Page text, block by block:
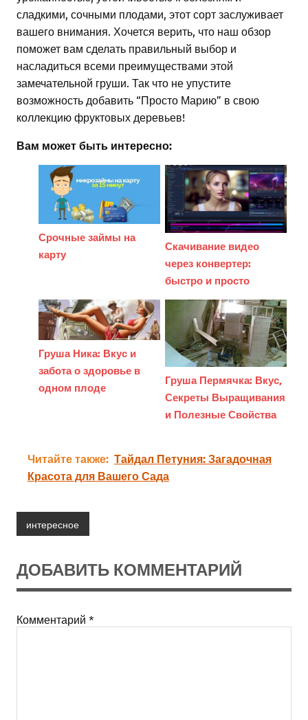
сладкими, сочными плодами, этот сорт заслуживает
вашего внимания. Хочется верить, что наш обзор
поможет вам сделать правильный выбор и
насладиться всеми преимуществами этой
замечательной груши. Так что не упустите
возможность добавить “Просто Марию” в свою
коллекцию фруктовых деревьев!
Вам может быть интересно:
Срочные займы на
карту
Скачивание видео
через конвертер:
быстро и просто
Груша Ника: Вкус и
забота о здоровье в
одном плоде
Груша Пермячка: Вкус,
Секреты Выращивания
и Полезные Свойства
Читайте также: Тайдал Петуния: Загадочная
Красота для Вашего Сада
интересное
ДОБАВИТЬ КОММЕНТАРИЙ
Комментарий *